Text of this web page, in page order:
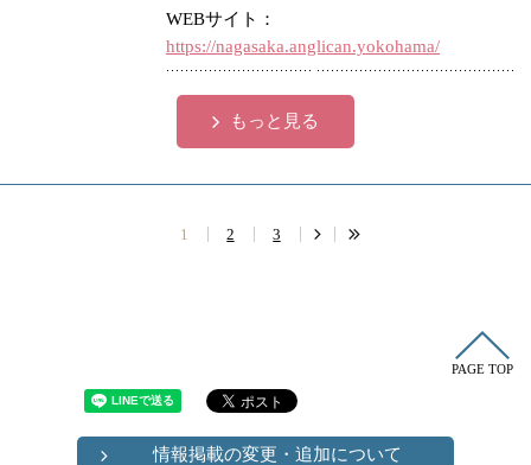
WEBサイト
https://nagasaka.anglican.yokohama/
もっと見る
1 2 3
PAGE TOP
情報掲載の変更・追加について